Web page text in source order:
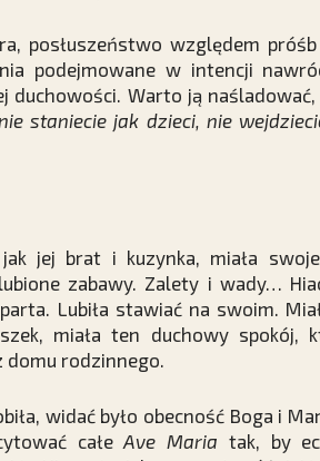
posłuszeństwo względem
podejmowane w intencji
duchowości. Warto ją naśladować,
staniecie jak dzieci, nie
jak jej brat i kuzynka, miała
zabawy. Zalety i wady…
Lubiła stawiać na swoim.
miała ten duchowy spokój,
domu rodzinnego.
widać było obecność Boga i
całeAve Maria tak, by